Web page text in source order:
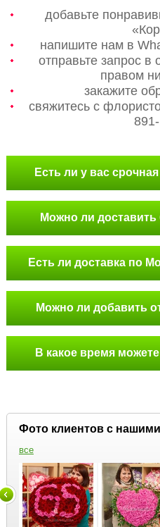
добавьте
напишите нам в
отправьте запрос в
правом
закажите
свяжитесь с
Есть ли у вас
Можно ли
Есть ли доставка по
Можно ли добавить
В какое время
Фото клиентов с
все